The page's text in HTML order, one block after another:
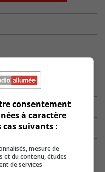
consentement
à caractère
cas suivants :
mesure de
et du contenu, études
de services